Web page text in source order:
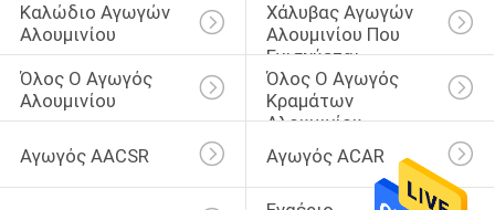
Καλώδιο Αγωγών
Αλουμινίου
Χάλυβας Αγωγών
Αλουμινίου Που
Ενισχύεται
Όλος Ο Αγωγός
Αλουμινίου
Όλος Ο Αγωγός
Κραμάτων
Αλουμινίου
Αγωγός AACSR
Αγωγός ACAR